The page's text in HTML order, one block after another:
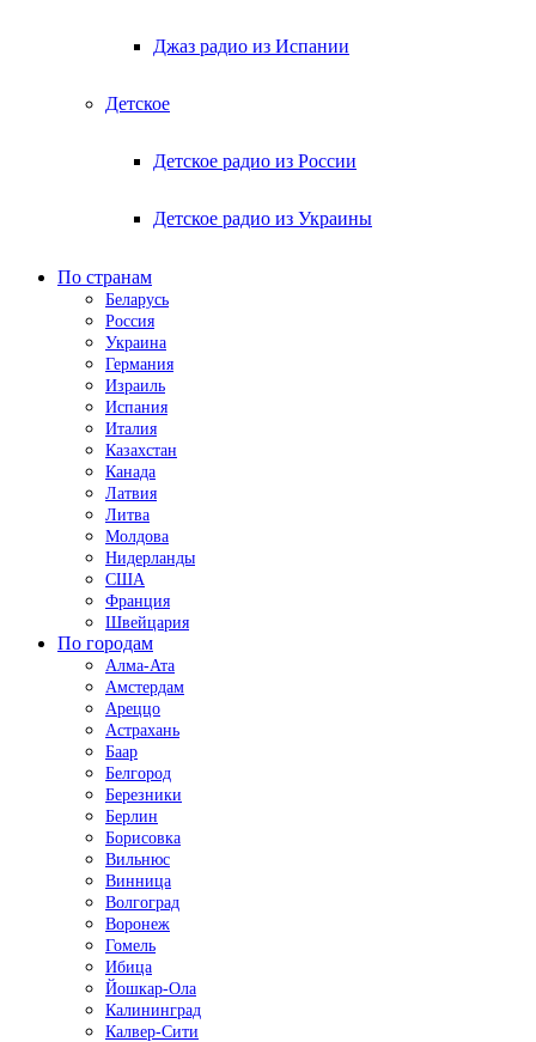
Джаз радио из Испании
Детское
Детское радио из России
Детское радио из Украины
По странам
Беларусь
Россия
Украина
Германия
Израиль
Испания
Италия
Казахстан
Канада
Латвия
Литва
Молдова
Нидерланды
США
Франция
Швейцария
По городам
Алма-Ата
Амстердам
Ареццо
Астрахань
Баар
Белгород
Березники
Берлин
Борисовка
Вильнюс
Винница
Волгоград
Воронеж
Гомель
Ибица
Йошкар-Ола
Калининград
Калвер-Сити